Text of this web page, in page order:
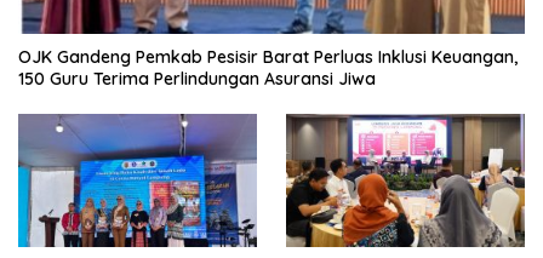
OJK Gandeng Pemkab Pesisir Barat Perluas Inklusi Keuangan,
150 Guru Terima Perlindungan Asuransi Jiwa